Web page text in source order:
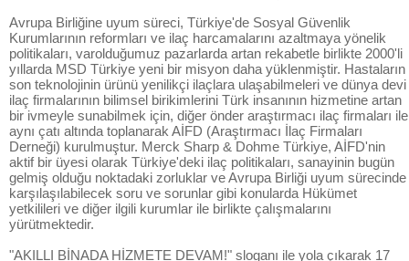
Avrupa Birliğine uyum süreci, Türkiye'de Sosyal Güvenlik
Kurumlarının reformları ve ilaç harcamalarını azaltmaya yönelik
politikaları, varolduğumuz pazarlarda artan rekabetle birlikte 2000'li
yıllarda MSD Türkiye yeni bir misyon daha yüklenmiştir. Hastaların
son teknolojinin ürünü yenilikçi ilaçlara ulaşabilmeleri ve dünya devi
ilaç firmalarının bilimsel birikimlerini Türk insanının hizmetine artan
bir ivmeyle sunabilmek için, diğer önder araştırmacı ilaç firmaları ile
aynı çatı altında toplanarak AİFD (Araştırmacı İlaç Firmaları
Derneği) kurulmuştur. Merck Sharp & Dohme Türkiye, AİFD'nin
aktif bir üyesi olarak Türkiye'deki ilaç politikaları, sanayinin bugün
gelmiş olduğu noktadaki zorluklar ve Avrupa Birliği uyum sürecinde
karşılaşılabilecek soru ve sorunlar gibi konularda Hükümet
yetkilileri ve diğer ilgili kurumlar ile birlikte çalışmalarını
yürütmektedir.
"AKILLI BİNADA HİZMETE DEVAM!" sloganı ile yola çıkarak 17